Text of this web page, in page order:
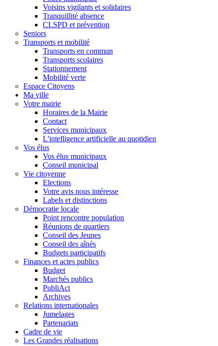
Voisins vigilants et solidaires
Tranquillité absence
CLSPD et prévention
Seniors
Transports et mobilité
Transports en commun
Transports scolaires
Stationnement
Mobilité verte
Espace Citoyens
Ma ville
Votre mairie
Horaires de la Mairie
Contact
Services municipaux
L'intelligence artificielle au quotidien
Vos élus
Vos élus municipaux
Conseil municipal
Vie citoyenne
Elections
Votre avis nous intéresse
Labels et distinctions
Démocratie locale
Point rencontre population
Réunions de quartiers
Conseil des Jeunes
Conseil des aînés
Budgets participatifs
Finances et actes publics
Budget
Marchés publics
PubliAct
Archives
Relations internationales
Jumelages
Partenariats
Cadre de vie
Les Grandes réalisations